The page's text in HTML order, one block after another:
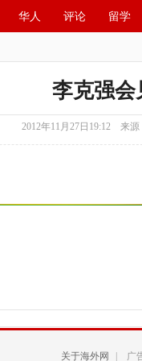
华人 评论 留学
李克强会
2012年11月27日19:12 来源
关于海外网
| 广